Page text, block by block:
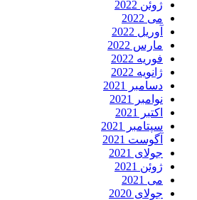
ژوئن 2022
می 2022
آوریل 2022
مارس 2022
فوریه 2022
ژانویه 2022
دسامبر 2021
نوامبر 2021
اکتبر 2021
سپتامبر 2021
آگوست 2021
جولای 2021
ژوئن 2021
می 2021
جولای 2020